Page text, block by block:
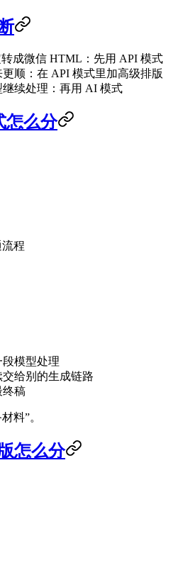
转成微信 HTML：先用 API 模式
顺：在 API 模式里加高级排版
续处理：再用 AI 模式
怎么分
程
模型处理
给别的生成链路
终稿
料”。
怎么分